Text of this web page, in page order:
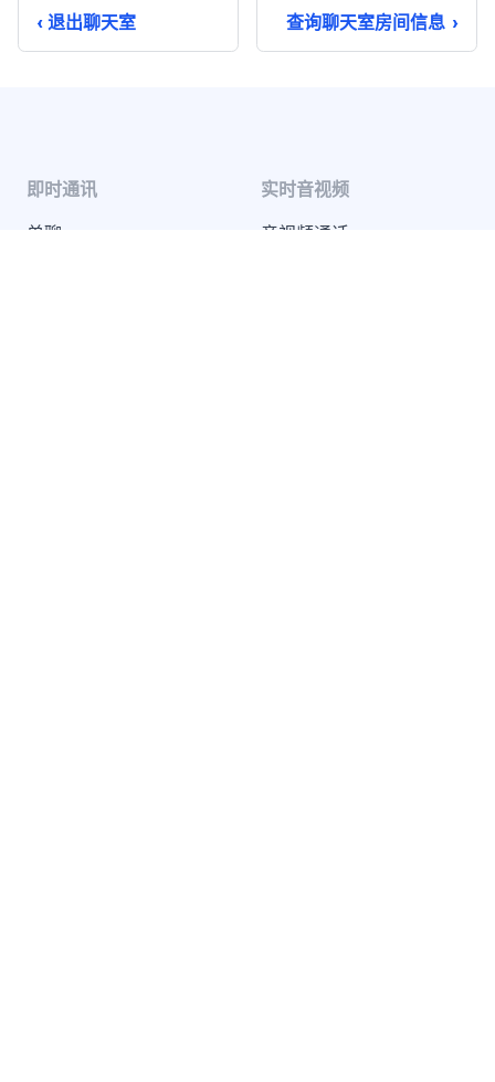
退出聊天室 查询聊天室房间信息
即时通讯
单聊
实时音视频
音视频通话